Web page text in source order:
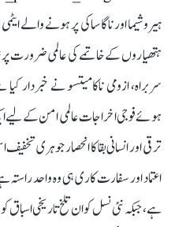
ہتھیاروں کے خاتمے کی عالمی ضرورت پر
سربراہ، ازومی ناکامیتسو نے خبردار
ہوئے فوجی اخراجات عالمی امن کے لیے
ترقی اور انسانی بقا کا انحصار جوہری
اعتماد اور سفارت کاری ہی وہ واحد راستہ
ہے، جبکہ نئی نسل کو ان تلخ تاریخی اسباق